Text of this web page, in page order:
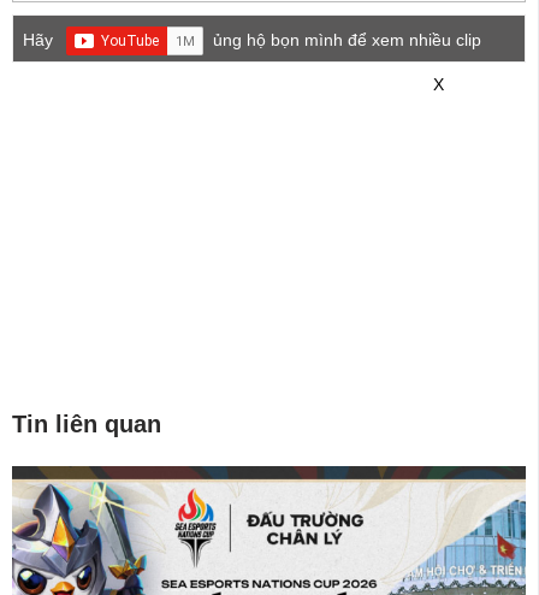
Hãy
ủng hộ bọn mình để xem nhiều clip
X
Tin liên quan